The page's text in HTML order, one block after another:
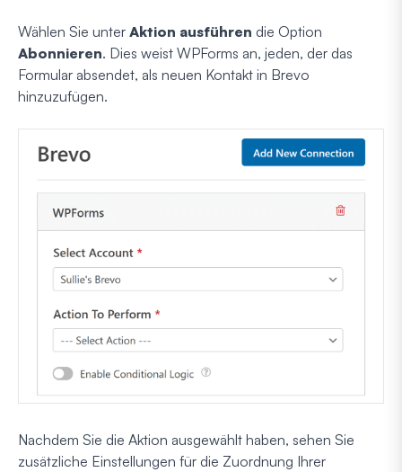
Wählen Sie unter Aktion ausführen die Option
Abonnieren. Dies weist WPForms an, jeden, der das
Formular absendet, als neuen Kontakt in Brevo
hinzuzufügen.
Nachdem Sie die Aktion ausgewählt haben, sehen Sie
zusätzliche Einstellungen für die Zuordnung Ihrer